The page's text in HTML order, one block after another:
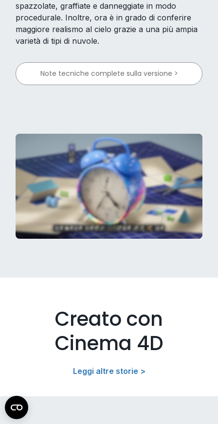
spazzolate, graffiate e danneggiate in modo
procedurale. Inoltre, ora è in grado di conferire
maggiore realismo al cielo grazie a una più ampia
varietà di tipi di nuvole.
Note tecniche complete sulla versione >
Creato con
Cinema 4D
Leggi altre storie >